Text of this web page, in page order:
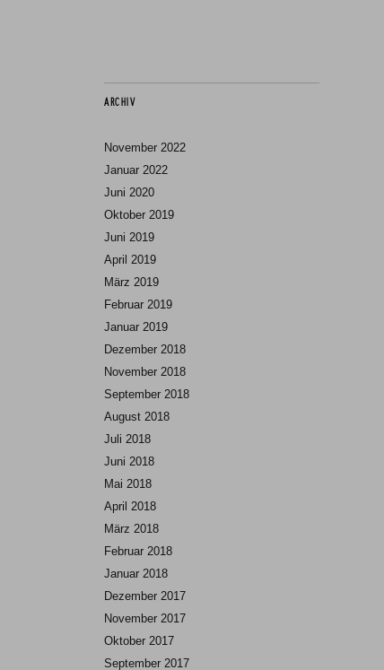
ARCHIV
November 2022
Januar 2022
Juni 2020
Oktober 2019
Juni 2019
April 2019
März 2019
Februar 2019
Januar 2019
Dezember 2018
November 2018
September 2018
August 2018
Juli 2018
Juni 2018
Mai 2018
April 2018
März 2018
Februar 2018
Januar 2018
Dezember 2017
November 2017
Oktober 2017
September 2017